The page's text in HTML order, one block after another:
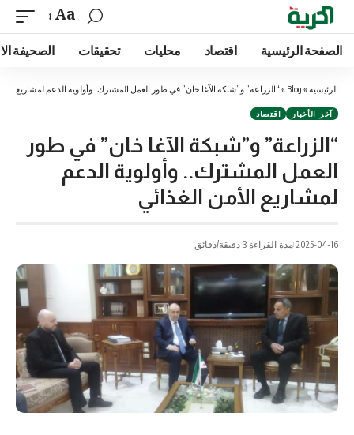
Aa
الصفحة الرئيسية اقتصاد محليات تحقيقات الصحيفة
الرئيسية »
Blog
»“الزراعة” و”شبكة الآغا خان” في طور العمل المشترك.. وأولوية الدعم لمشاريع
آخر الأخبار اقتصاد
“الزراعة” و”شبكة الآغا خان” في طور
العمل المشترك.. وأولوية الدعم
لمشاريع الأمن الغذائي
2025-04-16 مدة القراءة 3 دقيقة/دقائق